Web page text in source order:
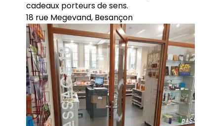
cadeaux porteurs de sens.
18 rue Megevand, Besançon